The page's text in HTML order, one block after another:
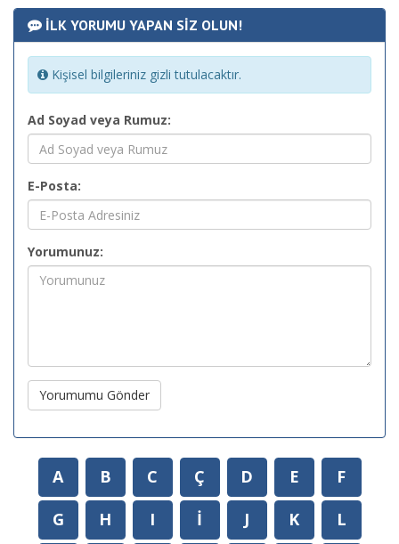
İLK YORUMU YAPAN SİZ OLUN!
Kişisel bilgileriniz gizli tutulacaktır.
Ad Soyad veya Rumuz:
E-Posta:
Yorumunuz:
Yorumumu Gönder
A B C Ç D E
F
G
H I İ J K L